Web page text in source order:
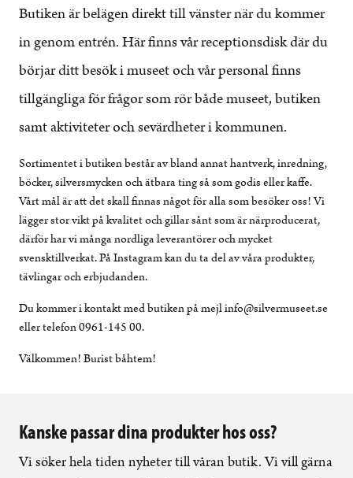
Butiken är belägen direkt till vänster när du kommer
in genom entrén. Här finns vår receptionsdisk där du
börjar ditt besök i museet och vår personal finns
tillgängliga för frågor som rör både museet, butiken
samt aktiviteter och sevärdheter i kommunen.
Sortimentet i butiken består av bland annat hantverk, inredning,
böcker, silversmycken och ätbara ting så som godis eller kaffe.
Vårt mål är att det skall finnas något för alla som besöker oss! Vi
lägger stor vikt på kvalitet och gillar sånt som är närproducerat,
därför har vi många nordliga leverantörer och mycket
svensktillverkat. På Instagram kan du ta del av våra produkter,
tävlingar och erbjudanden.
Du kommer i kontakt med butiken på mejl info@silvermuseet.se
eller telefon 0961-145 00.
Välkommen! Burist båhtem!
Kanske passar dina produkter hos oss?
Vi söker hela tiden nyheter till våran butik. Vi vill gärna